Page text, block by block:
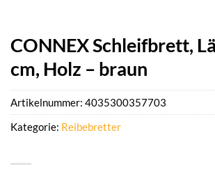
CONNEX Schleifbrett,
cm, Holz – braun
Artikelnummer: 4035300357703
Kategorie: Reibebretter